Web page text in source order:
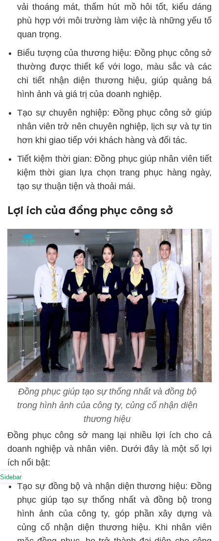
vải thoáng mát, thấm hút mồ hôi tốt, kiểu dáng
phù hợp với môi trường làm việc là những yếu tố
quan trọng.
Biểu tượng của thương hiệu: Đồng phục công sở
thường được thiết kế với logo, màu sắc và các
chi tiết nhận diện thương hiệu, giúp quảng bá
hình ảnh và giá trị của doanh nghiệp.
Tạo sự chuyên nghiệp: Đồng phục công sở giúp
nhân viên trở nên chuyên nghiệp, lịch sự và tự tin
hơn khi giao tiếp với khách hàng và đối tác.
Tiết kiệm thời gian: Đồng phục giúp nhân viên tiết
kiệm thời gian lựa chọn trang phục hàng ngày,
tạo sự thuận tiện và thoải mái.
Lợi ích của đồng phục công sở
Đồng phục giúp tạo sự thống nhất và đồng bộ
trong hình ảnh của công ty, củng cố nhận diện
thương hiệu
Đồng phục công sở mang lại nhiều lợi ích cho cả
doanh nghiệp và nhân viên. Dưới đây là một số lợi
ích nổi bật:
Tạo sự đồng bộ và nhận diện thương hiệu: Đồng
phục giúp tạo sự thống nhất và đồng bộ trong
hình ảnh của công ty, góp phần xây dựng và
củng cố nhận diện thương hiệu. Khi nhân viên
Sidebar